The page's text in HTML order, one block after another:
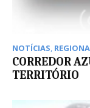
NOTÍCIAS,
CORREDOR
TERRITÓRIO